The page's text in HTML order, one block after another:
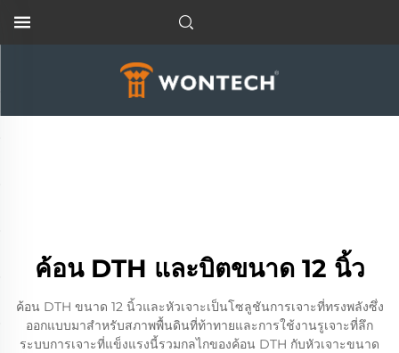
ค้อน DTH และบิตขนาด 12 นิ้ว
ค้อน DTH ขนาด 12 นิ้วและหัวเจาะเป็นโซลูชันการเจาะที่ทรงพลังซึ่ง
ออกแบบมาสำหรับสภาพพื้นดินที่ท้าทายและการใช้งานรูเจาะที่ลึก
ระบบการเจาะที่แข็งแรงนี้รวมกลไกของค้อน DTH กับหัวเจาะขนาด